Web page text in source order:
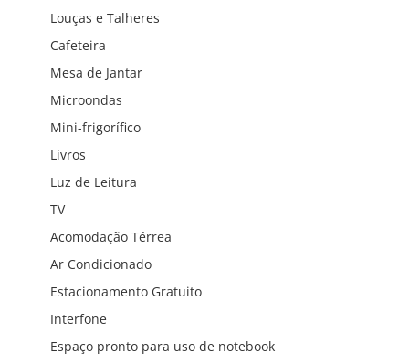
Louças e Talheres
Cafeteira
Mesa de Jantar
Microondas
Mini-frigorífico
Livros
Luz de Leitura
TV
Acomodação Térrea
Ar Condicionado
Estacionamento Gratuito
Interfone
Espaço pronto para uso de notebook